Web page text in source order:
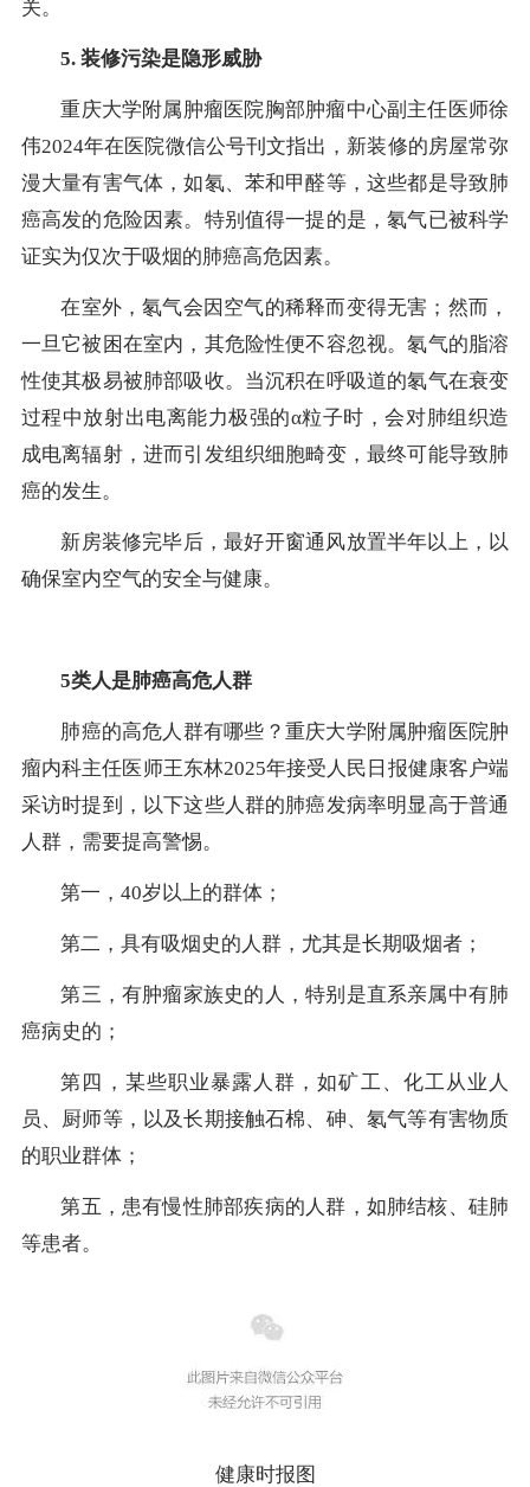
关。
5. 装修污染是隐形威胁
重庆大学附属肿瘤医院胸部肿瘤中心副主任医师徐
伟2024年在医院微信公号刊文指出，新装修的房屋常弥
漫大量有害气体，如氡、苯和甲醛等，这些都是导致肺
癌高发的危险因素。特别值得一提的是，氡气已被科学
证实为仅次于吸烟的肺癌高危因素。
在室外，氡气会因空气的稀释而变得无害；然而，
一旦它被困在室内，其危险性便不容忽视。氡气的脂溶
性使其极易被肺部吸收。当沉积在呼吸道的氡气在衰变
过程中放射出电离能力极强的α粒子时，会对肺组织造
成电离辐射，进而引发组织细胞畸变，最终可能导致肺
癌的发生。
新房装修完毕后，最好开窗通风放置半年以上，以
确保室内空气的安全与健康。
5类人是肺癌高危人群
肺癌的高危人群有哪些？重庆大学附属肿瘤医院肿
瘤内科主任医师王东林2025年接受人民日报健康客户端
采访时提到，以下这些人群的肺癌发病率明显高于普通
人群，需要提高警惕。
第一，40岁以上的群体；
第二，具有吸烟史的人群，尤其是长期吸烟者；
第三，有肿瘤家族史的人，特别是直系亲属中有肺
癌病史的；
第四，某些职业暴露人群，如矿工、化工从业人
员、厨师等，以及长期接触石棉、砷、氡气等有害物质
的职业群体；
第五，患有慢性肺部疾病的人群，如肺结核、硅肺
等患者。
健康时报图